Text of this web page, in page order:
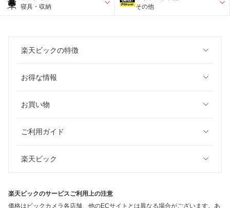
寝具・収納
その他
楽天ビックの特徴
お得な情報
お買い物
ご利用ガイド
楽天ビック
楽天ビックのサービスご利用上の注意
価格はビックカメラ各店舗、他のECサイトとは異なる場合がございます。あ